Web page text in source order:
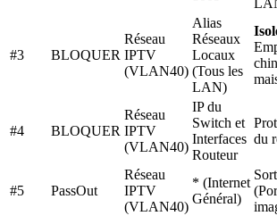
#3 BLOQUER
Réseau
IPTV
(VLAN40)
Alias
Réseaux
Locaux
(Tous les
LAN)
#4 BLOQUER
Réseau
IPTV
(VLAN40)
IP du
Switch et
Interfaces
Routeur
du
#5 PassOut
Réseau
IPTV
(VLAN40)
* (Internet
Général)